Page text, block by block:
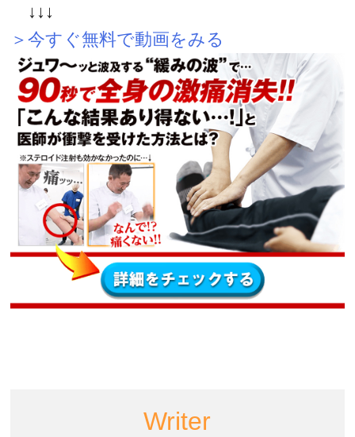
↓↓↓
＞今すぐ無料で動画をみる
Writer